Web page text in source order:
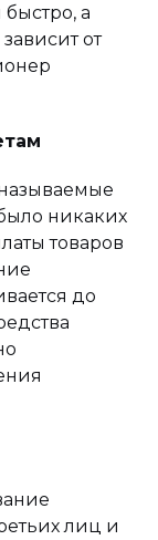
а
от
никаких
товаров
до
лиц и